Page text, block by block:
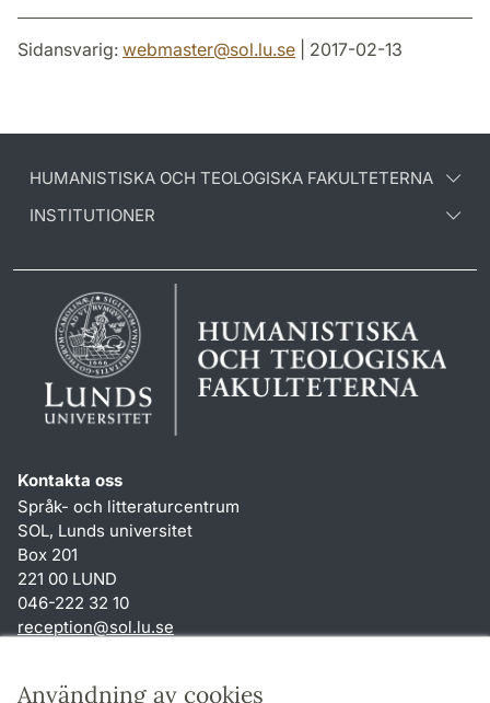
Användning av cookies
Sidansvarig: webmaster@sol.lu.se | 2017-02-13
HUMANISTISKA OCH TEOLOGISKA FAKULTETERNA
INSTITUTIONER
Kontakta oss
Språk- och litteraturcentrum
SOL, Lunds universitet
Box 201
221 00 LUND
046-222 32 10
reception@sol.lu.se
Genvägar